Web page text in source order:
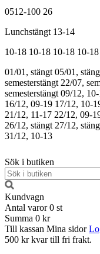
0512-100 26
Lunchstängt 13-14
10-18 10-18 10-18 10-18
01/01, stängt 05/01,
semesterstängt 22/07,
semesterstängt 09/12,
16/12, 09-19 17/12, 10-
21/12, 11-17 22/12, 09-
26/12, stängt 27/12,
31/12, 10-13
Sök i butiken
Kundvagn
Antal varor 0 st
Summa 0 kr
Till kassan Mina sidor
500 kr kvar till fri frakt.